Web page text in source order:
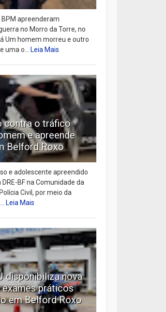
BPM apreenderam
no Morro da Torre, no
Um homem morreu e outro
uma o...Leia Mais
contra o tráfico
e apreende
Belford Roxo
e adolescente apreendido
BF na Comunidade da
Civil, por meio da
Leia Mais
disponibiliza nova
exames práticos
em Belford Roxo